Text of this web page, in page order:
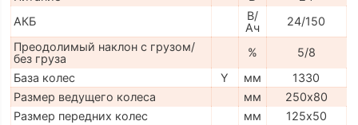
АКБ
В/
Ач
24/150
Преодолимый наклон с грузом/
без груза
%
5/8
База колес
Y мм
1330
Размер ведущего колеса
мм
250х80
Размер передних колес
мм
125х50